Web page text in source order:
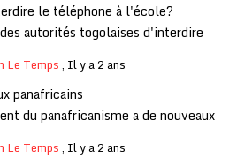
le téléphone à l'école?
autorités togolaises d'interdire
Le Temps, Il y a 2 ans
panafricains
du panafricanisme a de nouveaux
Le Temps, Il y a 2 ans